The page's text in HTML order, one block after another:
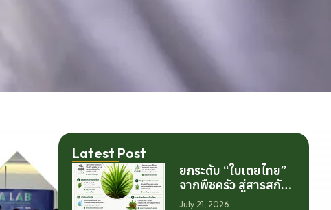
Latest Post
ยกระดับ “ใบเตยไทย”
จากพืชครัว สู่สารสกัด
มูลค่าสูงระดับโลก
July 21, 2026